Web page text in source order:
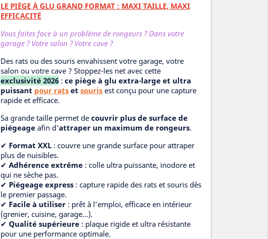
LE PIÈGE À GLU GRAND FORMAT : MAXI TAILLE, MAXI
EFFICACITÉ
Vous faites face à un problème de rongeurs ? Dans votre
garage ? Votre salon ? Votre cave ?
Des rats ou des souris envahissent votre garage, votre
salon ou votre cave ? Stoppez-les net avec cette
exclusivité 2026: ce piège à glu extra-large et ultra
puissant pour ratset souris est conçu pour une capture
rapide et efficace.
Sa grande taille permet de couvrir plus de surface de
piégeageafin d'attraper un maximum de rongeurs.
✔ Format XXL: couvre une grande surface pour attraper
plus de nuisibles.
✔ Adhérence extrême: colle ultra puissante, inodore et
qui ne sèche pas.
✔ Piégeage express: capture rapide des rats et souris dès
le premier passage.
✔ Facile à utiliser: prêt à l’emploi, efficace en intérieur
(grenier, cuisine, garage…).
✔ Qualité supérieure: plaque rigide et ultra résistante
pour une performance optimale.